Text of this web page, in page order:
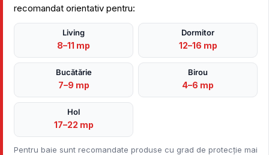
recomandat orientativ pentru:
Living
8–11 mp
Dormitor
12–16 mp
Bucătărie
7–9 mp
Birou
4–6 mp
Hol
17–22 mp
Pentru baie sunt recomandate produse cu grad de protecție mai